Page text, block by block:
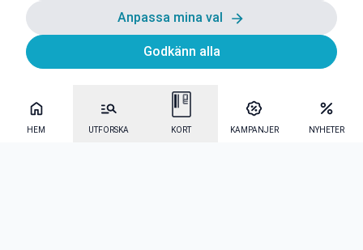
HEM UTFORSKA KORT KAMPANJER NYHETER
Anpassa mina val
Godkänn alla